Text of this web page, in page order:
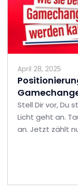
April 28, 2025
Stell Dir vor, Du
Licht geht an.
an. Jetzt zählt